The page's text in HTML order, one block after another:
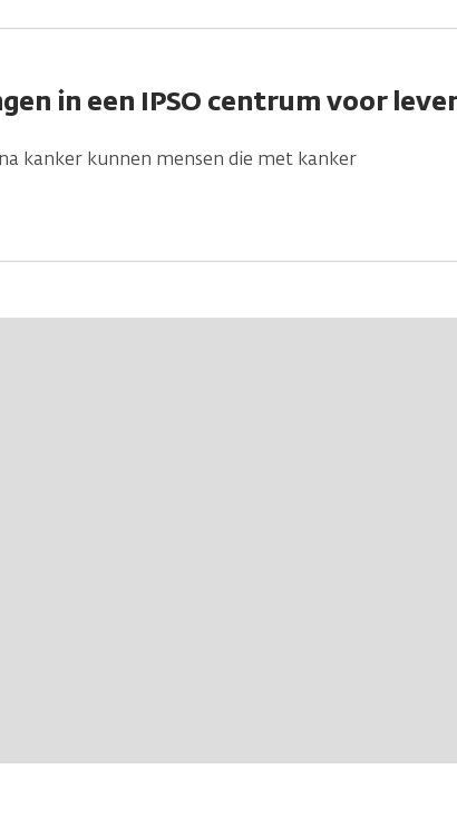
in een IPSO centrum voor
kanker kunnen mensen die met kanker